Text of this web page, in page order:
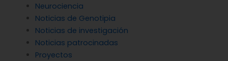
Neurociencia
Noticias de Genotipia
Noticias de investigación
Noticias patrocinadas
Proyectos